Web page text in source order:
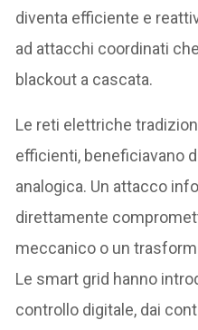
diventa efficiente e
ad attacchi coordinati
blackout a cascata.
Le reti elettriche
efficienti, beneficiavano
analogica. Un attacco
direttamente
meccanico o un
Le smart grid hanno
controllo digitale, dai